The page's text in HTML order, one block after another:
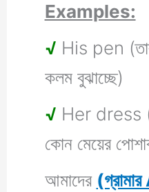
Examples:
√ His pen
কলম বুঝাচ্ছে)
√ Her dress
কোন মেয়ের
আমাদের